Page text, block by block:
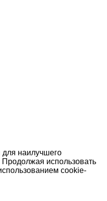
наилучшего
использовать
cookie-